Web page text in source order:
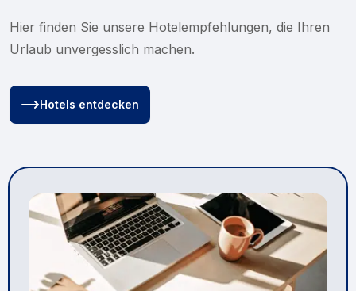
Hier finden Sie unsere Hotelempfehlungen, die Ihren
Urlaub unvergesslich machen.
Hotels entdecken